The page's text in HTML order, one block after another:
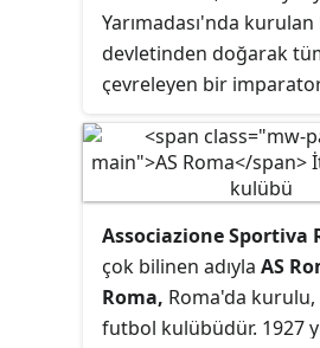
almıştır.
Yarımadası'nda
devletinden doğarak
çevreleyen bir
2.200 yıl boyunca
sürdürmüş olan Roma
monarşiden oligarşi ve
cumhuriyetin bileşimi
demokrasiye ve daha
otokratik bir
dönüşmüştür.
Associazione Sportiva
çok bilinen adıyla AS
Roma, Roma'da
futbol kulübüdür. 1927